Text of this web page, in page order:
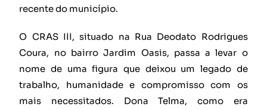
recente do município.
O CRAS III, situado na Rua Deodato Rodrigues
Coura, no bairro Jardim Oasis, passa a levar o
nome de uma figura que deixou um legado de
trabalho, humanidade e compromisso com os
mais necessitados. Dona Telma, como era